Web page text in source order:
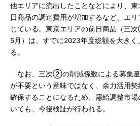
他エリアに流出したことなどにより、
日商品の調達費用が増加するなど、エ
じている。東京エリアの前日商品（三
5月）は、すでに2023年度総額を大き
る。
なお、三次②の削減係数による募集量
が不要という意味ではなく、余力活用
確保することになるため、需給調整市
いても、今後検証が行われる。